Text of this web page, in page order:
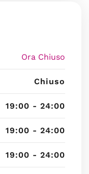
Ora Chiuso
Chiuso
19:00 - 24:00
19:00 - 24:00
19:00 - 24:00